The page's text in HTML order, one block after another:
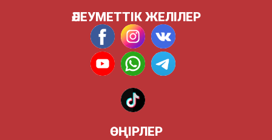
ӘЛЕУМЕТТІК ЖЕЛІЛЕР
ӨҢІРЛЕР